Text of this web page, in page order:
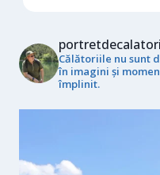
Călătoriile nu sunt
în imagini și
împlinit.